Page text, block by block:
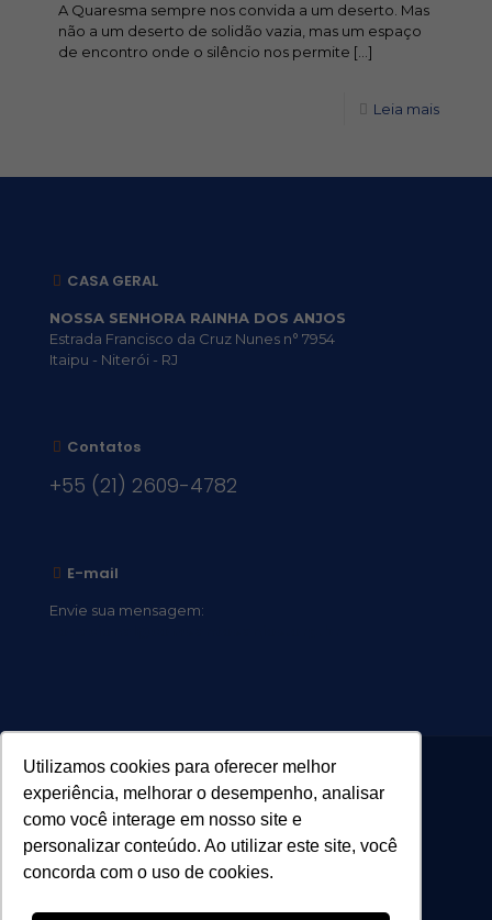
Utilizamos cookies para oferecer melhor
experiência, melhorar o desempenho, analisar
como você interage em nosso site e
personalizar conteúdo. Ao utilizar este site, você
concorda com o uso de cookies.
A Quaresma sempre nos convida a um deserto. Mas
não a um deserto de solidão vazia, mas um espaço
de encontro onde o silêncio nos permite […]
Leia mais
CASA GERAL
NOSSA SENHORA RAINHA DOS ANJOS
Estrada Francisco da Cruz Nunes n° 7954
Itaipu - Niterói - RJ
Contatos
+55 (21) 2609-4782
E-mail
Envie sua mensagem: